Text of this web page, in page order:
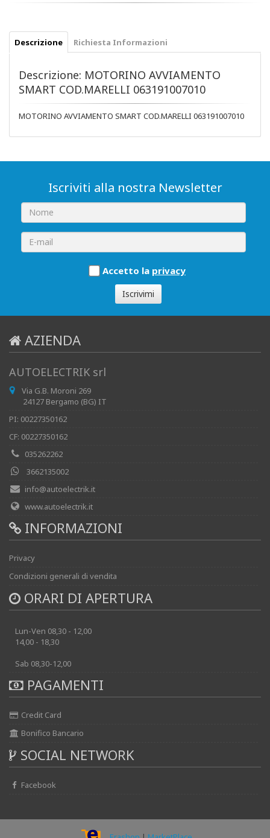
Descrizione Richiesta Informazioni
Descrizione: MOTORINO AVVIAMENTO
SMART COD.MARELLI 063191007010
MOTORINO AVVIAMENTO SMART COD.MARELLI 063191007010
Iscriviti alla nostra Newsletter
Accetto la privacy
Iscrivimi
AZIENDA
AUTOELECTRIK srl
Via G.B. Moroni 269
24127 Bergamo (BG) IT
PI: 00227350162
CF: 00227350162
035262262
3662135002
info@autoelectrik.it
www.autoelectrik.it
INFORMAZIONI
Privacy
Condizioni generali di vendita
ORARI DI APERTURA
Lun-Ven 08,30 - 12,00
14,00 - 18,30
Sab 08,30-12,00
PAGAMENTI
Credit Card
Bonifico Bancario
SOCIAL NETWORK
Facebook